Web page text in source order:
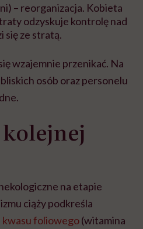
– reorganizacja. Kobieta
odzyskuje kontrolę nad
się ze stratą.
wzajemnie przenikać. Na
osób oraz personelu
na etapie
ciąży podkreśla
kwasu foliowego(witamina